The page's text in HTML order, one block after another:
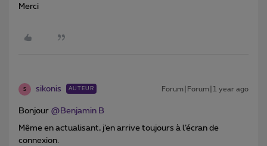
Merci
S sikonis AUTEUR Forum|Forum|1 year ago
Bonjour @Benjamin B
Même en actualisant, j’en arrive toujours à l’écran de
connexion.